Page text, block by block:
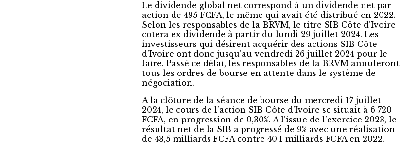
Le dividende global net correspond à un dividende net par
action de 495 FCFA, le même qui avait été distribué en 2022.
Selon les responsables de la BRVM, le titre SIB Côte d’Ivoire
cotera ex dividende à partir du lundi 29 juillet 2024. Les
investisseurs qui désirent acquérir des actions SIB Côte
d’Ivoire ont donc jusqu’au vendredi 26 juillet 2024 pour le
faire. Passé ce délai, les responsables de la BRVM annuleront
tous les ordres de bourse en attente dans le système de
négociation.
A la clôture de la séance de bourse du mercredi 17 juillet
2024, le cours de l’action SIB Côte d’Ivoire se situait à 6 720
FCFA, en progression de 0,30%. A l’issue de l’exercice 2023, le
résultat net de la SIB a progressé de 9% avec une réalisation
de 43,5 milliards FCFA contre 40,1 milliards FCFA en 2022.